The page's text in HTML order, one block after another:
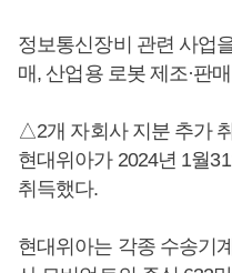
정보통신장비 관련 사업
매, 산업용 로봇 제조·판
△2개 자회사 지분 추가
현대위아가 2024년 1월
취득했다.
현대위아는 각종 수송기